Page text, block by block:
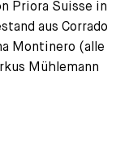
Priora Suisse in
aus Corrado
Montinero (alle
Mühlemann